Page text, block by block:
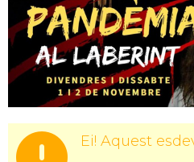
Ei! Aquest